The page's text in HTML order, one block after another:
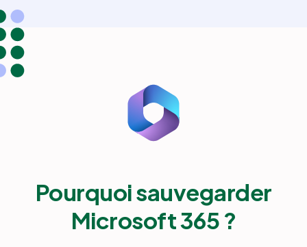
Pourquoi sauvegarder
Microsoft 365 ?